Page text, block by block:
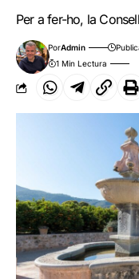
Per a fer-ho, la
PorAdmin
1 Min Lectura